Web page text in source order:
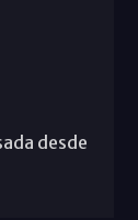
desde